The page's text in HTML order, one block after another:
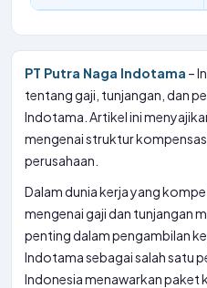
PT Putra Naga Indotama –
tentang gaji, tunjangan, dan
Indotama. Artikel ini
mengenai struktur
perusahaan.
Dalam dunia kerja yang
mengenai gaji dan tunjangan
penting dalam pengambilan
Indotama sebagai salah satu
Indonesia menawarkan paket